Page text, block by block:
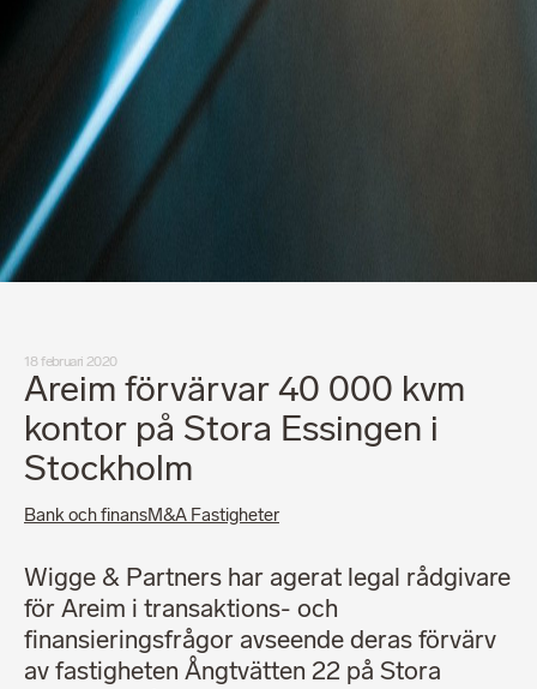
18 februari 2020
Areim förvärvar 40 000 kvm
kontor på Stora Essingen i
Stockholm
Bank och finansM&A Fastigheter
Wigge & Partners har agerat legal rådgivare
för Areim i transaktions- och
finansieringsfrågor avseende deras förvärv
av fastigheten Ångtvätten 22 på Stora